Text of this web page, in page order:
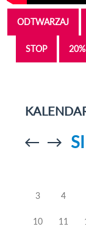
ODTWARZAJ
STOP
Przejdź do
3 4
10 11